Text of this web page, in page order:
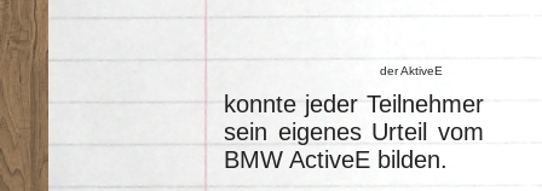
der AktiveE
konnte jeder Teilnehmer
sein eigenes Urteil vom
BMW ActiveE bilden.